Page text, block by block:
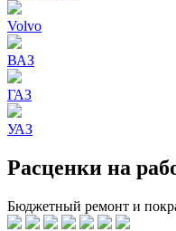
Volvo
ВАЗ
ГАЗ
УАЗ
Расценки на
Бюджетный ремонт и